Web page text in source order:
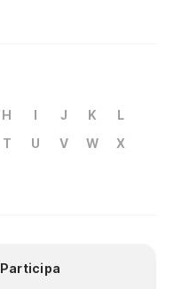
H I J K
L
T U V W
X
Participa